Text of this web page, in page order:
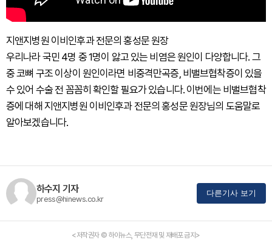
지앤지병원 이비인후과 전문의 홍성문 원장
우리나라 국민 4명 중 1명이 앓고 있는 비염은 원인이 다양합니다. 그
중 코뼈 구조 이상이 원인이라면 비중격만곡증, 비밸브협착증이 있을
수 있어 수술 전 꼼꼼히 확인할 필요가 있습니다. 이번에는 비밸브협착
증에 대해 지앤지병원 이비인후과 전문의 홍성문 원장님의 도움말로
알아보겠습니다.
하수지 기자
press@hinews.co.kr
다른기사 보기
<저작권자 © 하이뉴스, 무단전재 및 재배포 금지>